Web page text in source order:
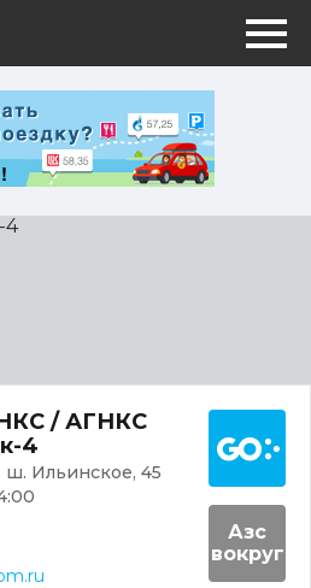
/ АГНКС
4
ш. Ильинское, 45
Азс
вокруг